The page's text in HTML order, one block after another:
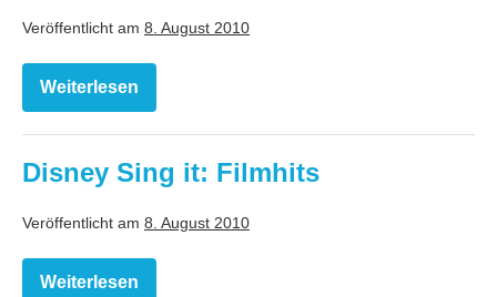
Veröffentlicht am 8. August 2010
Weiterlesen
Guitar
Hero:
Warriors
Rock
Disney Sing it: Filmhits
Veröffentlicht am 8. August 2010
Weiterlesen
Disney